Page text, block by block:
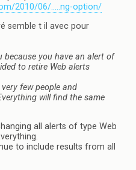
2010/06/.....ng-option/
semble t il avec pour
because you have an alert of
to retire Web alerts
few people and
will find the same
all alerts of type Web
to include results from all